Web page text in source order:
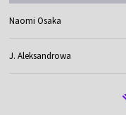
Naomi Osaka
J. Aleksandrowa